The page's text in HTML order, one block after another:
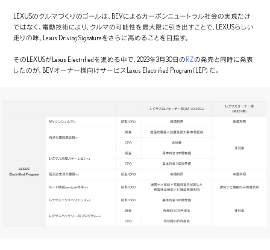
LEXUSのクルマづくりのゴールは、BEVによるカーボンニュートラル社会の実現だけ
ではなく、電動技術により、クルマの可能性を最大限に引き出すことで、LEXUSらしい
走りの味、Lexus Driving Signatureをさらに高めることを目指す。
そのLEXUSがLexus Electrifiedを進める中で、2023年3月30日の RZの発売と同時に発表
したのが、BEVオーナー様向けサービスLexus Electrified Program（LEP）だ。